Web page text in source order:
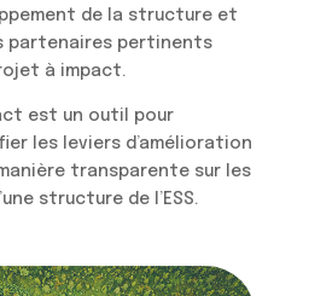
de la structure et
partenaires pertinents
à impact.
est un outil pour
les leviers d’amélioration
transparente sur les
structure de l’ESS.